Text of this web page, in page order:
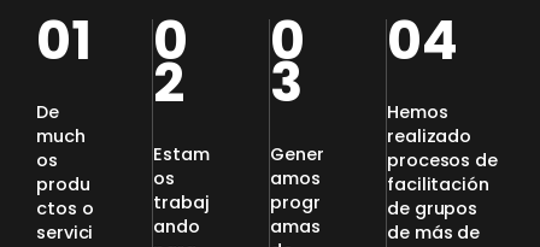
01
De
much
os
produ
ctos o
servici
0
2
Estam
os
trabaj
ando
0
3
Gener
amos
progr
amas
04
Hemos
realizado
procesos de
facilitación
de grupos
de más de